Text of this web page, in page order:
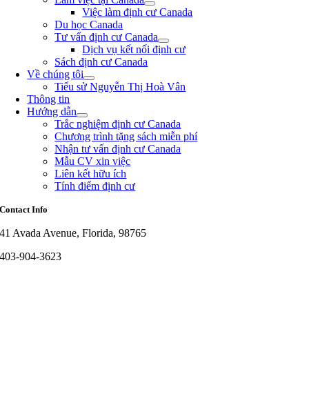
Việc làm định cư Canada
Du học Canada
Tư vấn định cư Canada
Dịch vụ kết nối định cư
Sách định cư Canada
Về chúng tôi
Tiểu sử Nguyễn Thị Hoà Vân
Thông tin
Hướng dẫn
Trắc nghiệm định cư Canada
Chương trình tặng sách miễn phí
Nhận tư vấn định cư Canada
Mẫu CV xin việc
Liên kết hữu ích
Tính điểm định cư
Contact Info
41 Avada Avenue, Florida, 98765
403-904-3623